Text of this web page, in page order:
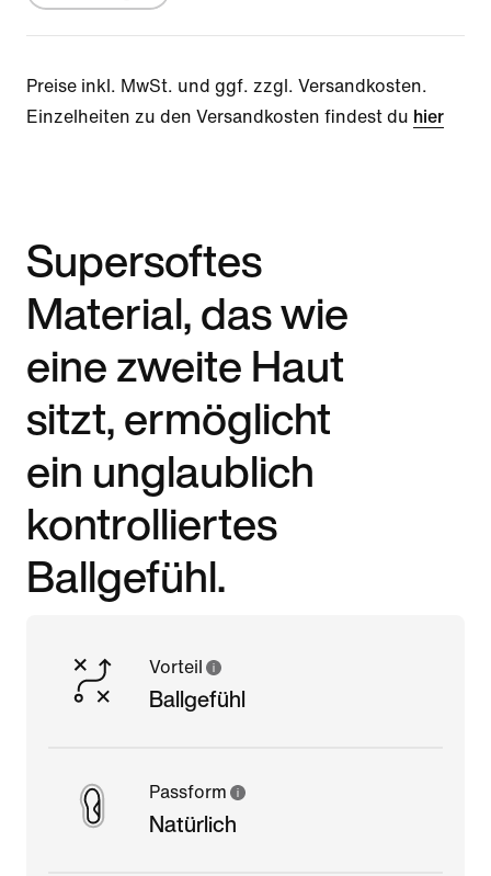
Preise inkl. MwSt. und ggf. zzgl. Versandkosten.
Einzelheiten zu den Versandkosten findest du hier
Supersoftes
Material, das wie
eine zweite Haut
sitzt, ermöglicht
ein unglaublich
kontrolliertes
Ballgefühl.
Vorteil
Ballgefühl
Passform
Natürlich